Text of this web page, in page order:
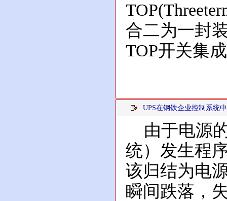
合二为一封
TOP开关集
UPS在钢铁企业控制系统
由于电源
统）发生程
该归结为电
瞬间跌落，